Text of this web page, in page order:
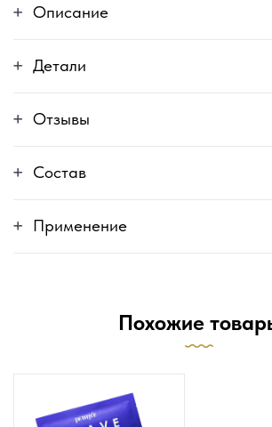
Описание
Детали
Отзывы
Состав
Применение
Похожие